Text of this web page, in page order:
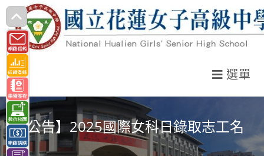
跳
轉
至
主
要
內
容
選單
【公告】2025國際女科日錄取志工名
單